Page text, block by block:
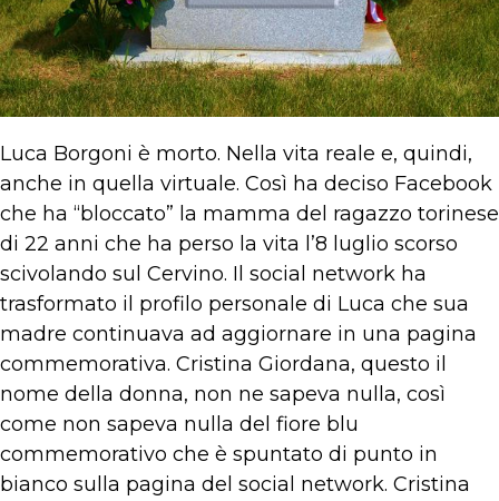
Luca Borgoni è morto. Nella vita reale e, quindi,
anche in quella virtuale. Così ha deciso Facebook
che ha “bloccato” la mamma del ragazzo torinese
di 22 anni che ha perso la vita l’8 luglio scorso
scivolando sul Cervino. Il social network ha
trasformato il profilo personale di Luca che sua
madre continuava ad aggiornare in una pagina
commemorativa. Cristina Giordana, questo il
nome della donna, non ne sapeva nulla, così
come non sapeva nulla del fiore blu
commemorativo che è spuntato di punto in
bianco sulla pagina del social network. Cristina